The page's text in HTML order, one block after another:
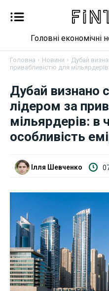
Новини
Бізнес
Криптовалюта
Робота і освіта
Публікації
ФОП
Головні економічні
Головна Новини
Дубай
привабливістю для
Дубай визнано
лідером за
мільярдерів: в
особливість
Ілля Шевченко